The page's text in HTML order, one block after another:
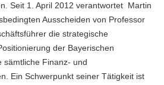
Seit 1. April 2012 verantwortet Martin
Ausscheiden von Professor
die strategische
der Bayerischen
sämtliche Finanz- und
Ein Schwerpunkt seiner Tätigkeit ist